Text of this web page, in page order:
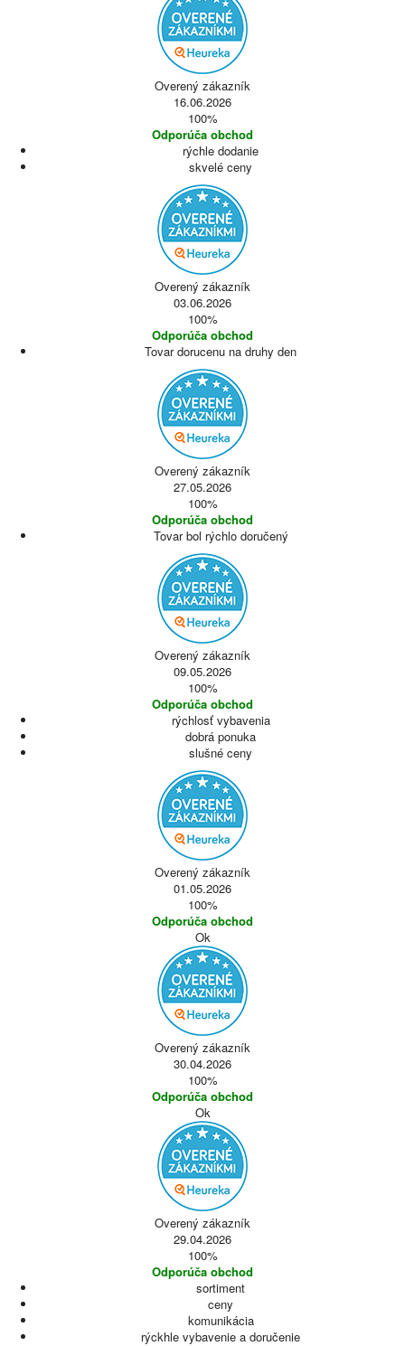
Overený zákazník
16.06.2026
100%
Odporúča obchod
rýchle dodanie
skvelé ceny
Overený zákazník
03.06.2026
100%
Odporúča obchod
Tovar dorucenu na druhy den
Overený zákazník
27.05.2026
100%
Odporúča obchod
Tovar bol rýchlo doručený
Overený zákazník
09.05.2026
100%
Odporúča obchod
rýchlosť vybavenia
dobrá ponuka
slušné ceny
Overený zákazník
01.05.2026
100%
Odporúča obchod
Ok
Overený zákazník
30.04.2026
100%
Odporúča obchod
Ok
Overený zákazník
29.04.2026
100%
Odporúča obchod
sortiment
ceny
komunikácia
rýckhle vybavenie a doručenie